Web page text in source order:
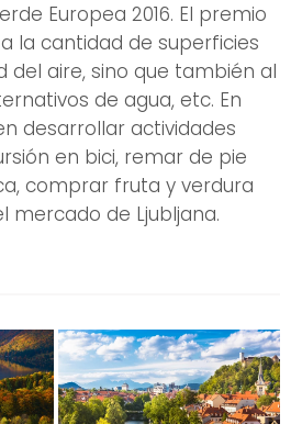
Europea 2016. El premio
la cantidad de superficies
del aire, sino que también al
de agua, etc. En
desarrollar actividades
en bici, remar de pie
comprar fruta y verdura
mercado de Ljubljana.